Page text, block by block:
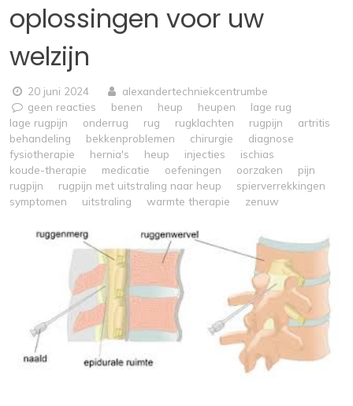
oplossingen voor uw
welzijn
20 juni 2024
alexandertechniekcentrumbe
geen reacties
benen heup heupen
lage rug
lage rugpijn
onderrug rug rugklachten rugpijn
artritis
behandeling
bekkenproblemen chirurgie
diagnose
fysiotherapie
hernia's heup injecties
ischias
koude-therapie
medicatie oefeningen oorzaken
pijn
rugpijn
rugpijn met uitstraling naar heup
spierverrekkingen
symptomen
uitstraling warmte therapie zenuw